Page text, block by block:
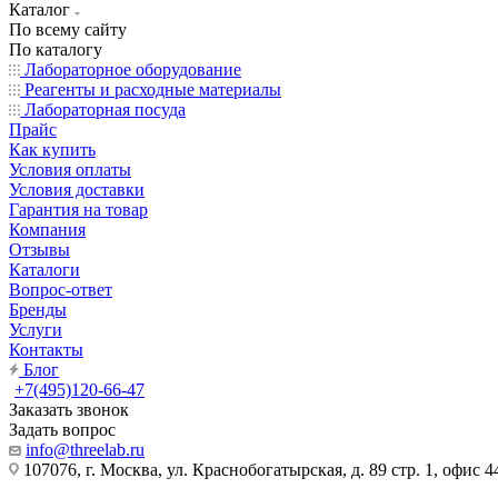
Каталог
По всему сайту
По каталогу
Лабораторное оборудование
Реагенты и расходные материалы
Лабораторная посуда
Прайс
Как купить
Условия оплаты
Условия доставки
Гарантия на товар
Компания
Отзывы
Каталоги
Вопрос-ответ
Бренды
Услуги
Контакты
Блог
+7(495)120-66-47
Заказать звонок
Задать вопрос
info@threelab.ru
107076, г. Москва, ул. Краснобогатырская, д. 89 стр. 1, офис